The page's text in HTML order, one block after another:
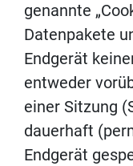
genannte
Datenpakete
Endgerät
entweder
einer Sitzung
dauerhaft
Endgerät